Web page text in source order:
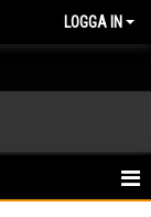
LOGGA IN